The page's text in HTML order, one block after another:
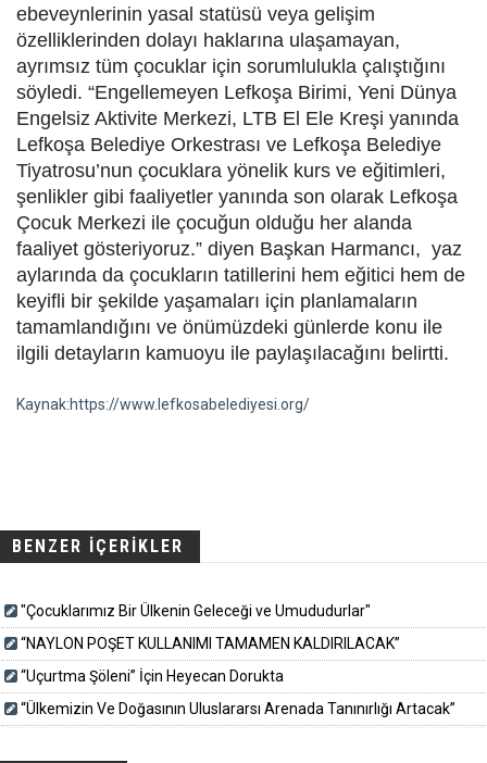
ebeveynlerinin yasal statüsü veya gelişim
özelliklerinden dolayı haklarına ulaşamayan,
ayrımsız tüm çocuklar için sorumlulukla çalıştığını
söyledi. “Engellemeyen Lefkoşa Birimi, Yeni Dünya
Engelsiz Aktivite Merkezi, LTB El Ele Kreşi yanında
Lefkoşa Belediye Orkestrası ve Lefkoşa Belediye
Tiyatrosu’nun çocuklara yönelik kurs ve eğitimleri,
şenlikler gibi faaliyetler yanında son olarak Lefkoşa
Çocuk Merkezi ile çocuğun olduğu her alanda
faaliyet gösteriyoruz.” diyen Başkan Harmancı, yaz
aylarında da çocukların tatillerini hem eğitici hem de
keyifli bir şekilde yaşamaları için planlamaların
tamamlandığını ve önümüzdeki günlerde konu ile
ilgili detayların kamuoyu ile paylaşılacağını belirtti.
Kaynak:https://www.lefkosabelediyesi.org/
BENZER İÇERİKLER
"Çocuklarımız Bir Ülkenin Geleceği ve Umududurlar"
“NAYLON POŞET KULLANIMI TAMAMEN KALDIRILACAK”
“Uçurtma Şöleni” İçin Heyecan Dorukta
“Ülkemizin Ve Doğasının Uluslararsı Arenada Tanınırlığı Artacak”